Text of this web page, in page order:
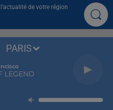
de votre région
LEGEND
PARIS